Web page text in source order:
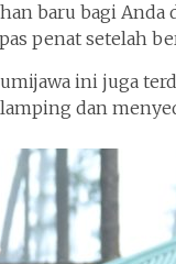
baru bagi Anda
penat setelah
ini juga
dan